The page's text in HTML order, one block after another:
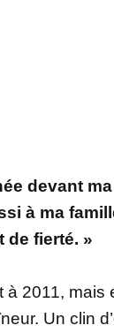
devant
à ma
de fierté. »
2011, mais
Un clin